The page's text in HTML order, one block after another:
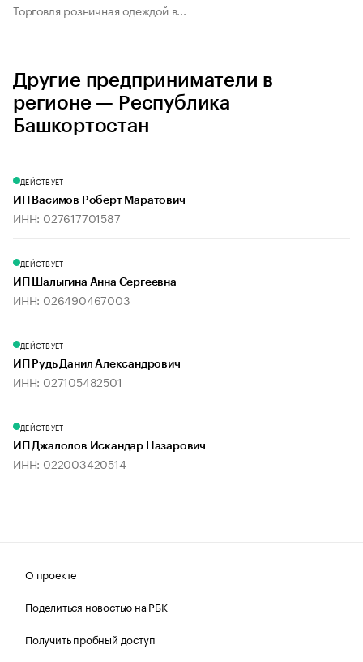
Торговля розничная одеждой в...
Другие предприниматели в
регионе — Республика
Башкортостан
ДЕЙСТВУЕТ
ИП Васимов Роберт Маратович
ИНН: 027617701587
ДЕЙСТВУЕТ
ИП Шалыгина Анна Сергеевна
ИНН: 026490467003
ДЕЙСТВУЕТ
ИП Рудь Данил Александрович
ИНН: 027105482501
ДЕЙСТВУЕТ
ИП Джалолов Искандар Назарович
ИНН: 022003420514
О проекте
Поделиться новостью на РБК
Получить пробный доступ